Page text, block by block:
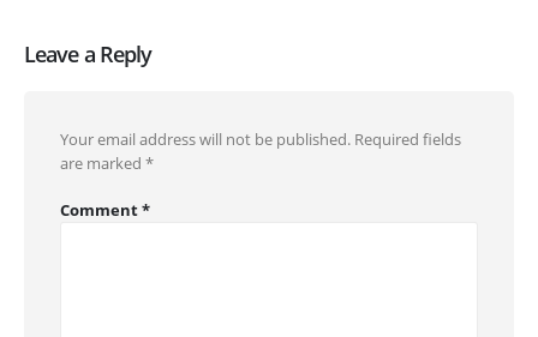
Leave a Reply
Your email address will not be published. Required fields
are marked *
Comment*